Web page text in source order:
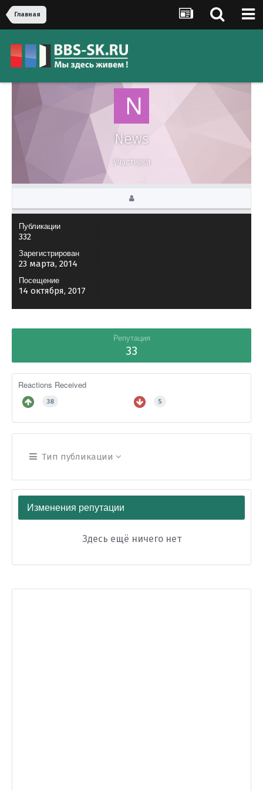
Главная
News
Участники
Публикации
332
Зарегистрирован
23 марта, 2014
Посещение
14 октября, 2017
Репутация
33
Reactions Received
38 5
Тип публикации
Изменения репутации
Здесь ещё ничего нет